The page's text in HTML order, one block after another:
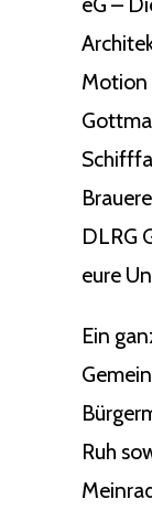
Motion
DLRG
eure
Ein
Ruh